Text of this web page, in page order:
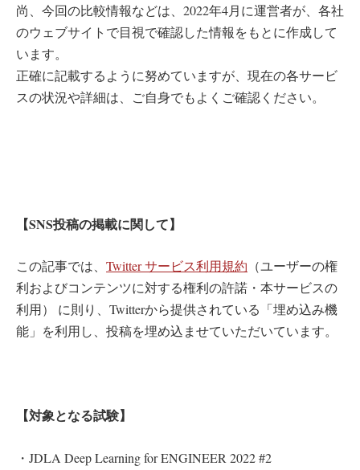
尚、今回の比較情報などは、2022年4月に運営者が、各社
のウェブサイトで目視で確認した情報をもとに作成して
います。
正確に記載するように努めていますが、現在の各サービ
スの状況や詳細は、ご自身でもよくご確認ください。
【SNS投稿の掲載に関して】
この記事では、 Twitter サービス利用規約 （ユーザーの権
利およびコンテンツに対する権利の許諾・本サービスの
利用） に則り、Twitterから提供されている「埋め込み機
能」を利用し、投稿を埋め込ませていただいています。
【対象となる試験】
・JDLA Deep Learning for ENGINEER 2022 #2